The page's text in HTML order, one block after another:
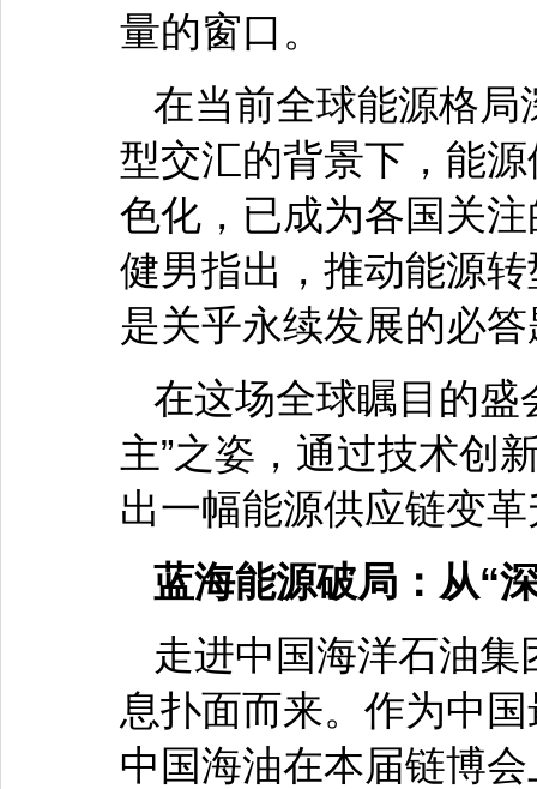
量的窗口。
在当前全球能源格
型交汇的背景下，能
色化，已成为各国关
健男指出，推动能源
是关乎永续发展的必答
在这场全球瞩目的盛
主”之姿，通过技术创
出一幅能源供应链变
蓝海能源破局：从“
走进中国海洋石油集
息扑面而来。作为中
中国海油在本届链博